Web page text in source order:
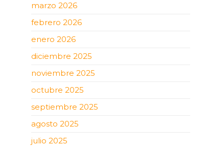
marzo 2026
febrero 2026
enero 2026
diciembre 2025
noviembre 2025
octubre 2025
septiembre 2025
agosto 2025
julio 2025